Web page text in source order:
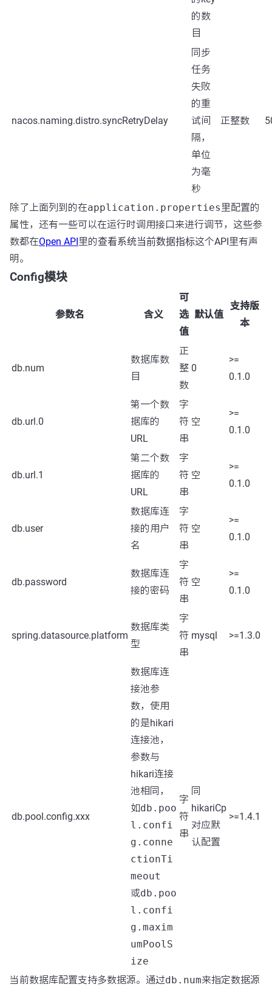
的数
目
nacos.naming.distro.syncRetryDelay
同步
任务
失败
的重
试间
隔，
单位
为毫
秒
正整数
除了上面列到的在application.properties 里配置的
属性，还有一些可以在运行时调用接口来进行调节，这些参
数都在Open API里的查看系统当前数据指标这个API里有声
明。
Config模块
参数名 含义
可
选
值
默认值
支持版
本
db.num
数据库数
目
正
整
数
0
>=
0.1.0
db.url.0
第一个数
据库的
URL
字
符
串
空
>=
0.1.0
db.url.1
第二个数
据库的
URL
字
符
串
空
>=
0.1.0
db.user
数据库连
接的用户
名
字
符
串
空
>=
0.1.0
db.password
数据库连
接的密码
字
符
串
空
>=
0.1.0
spring.datasource.platform
数据库类
型
字
符
串
mysql >=1.3.0
db.pool.config.xxx
数据库连
接池参
数，使用
的是hikari
连接池，
参数与
hikari连接
池相同，
如db.poo
l.confi
g.conne
ctionTi
meout
或db.poo
l.confi
g.maxim
umPoolS
ize
字
符
串
同
hikariCp
对应默
认配置
>=1.4.1
当前数据库配置支持多数据源。通过db.num来指定数据源